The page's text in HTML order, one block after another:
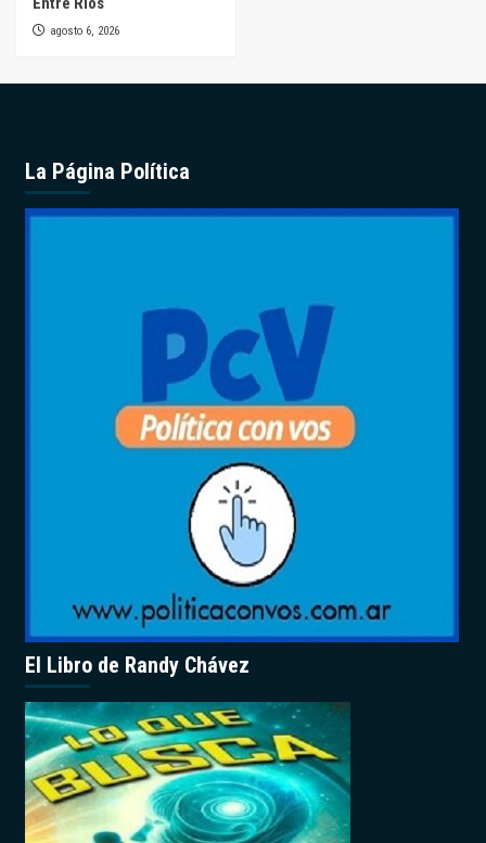
agosto 6, 2026
La Página Política
El Libro de Randy Chávez